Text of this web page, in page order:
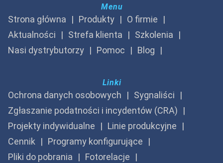
Menu
Strona główna Produkty
O firmie
Aktualności
Strefa klienta
Szkolenia
Nasi dystrybutorzy
Pomoc Blog
Linki
Ochrona danych osobowych
Sygnaliści
Zgłaszanie podatności i incydentów (CRA)
Projekty indywidualne
Linie produkcyjne
Cennik
Programy konfigurujące
Pliki do pobrania
Fotorelacje